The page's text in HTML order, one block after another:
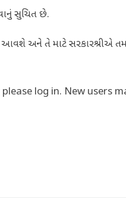
સુચિત છે.
આવશે અને તે માટે સરકારશ્રીએ
log in. New users